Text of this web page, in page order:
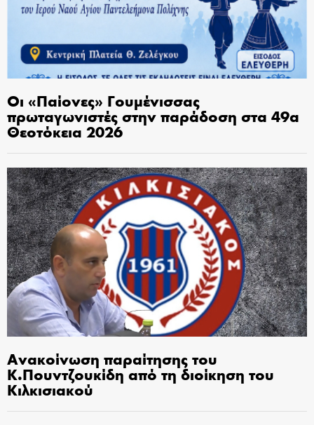
Οι «Παίονες» Γουμένισσας
πρωταγωνιστές στην παράδοση στα 49α
Θεοτόκεια 2026
Ανακοίνωση παραίτησης του
Κ.Πουντζουκίδη από τη διοίκηση του
Κιλκισιακού